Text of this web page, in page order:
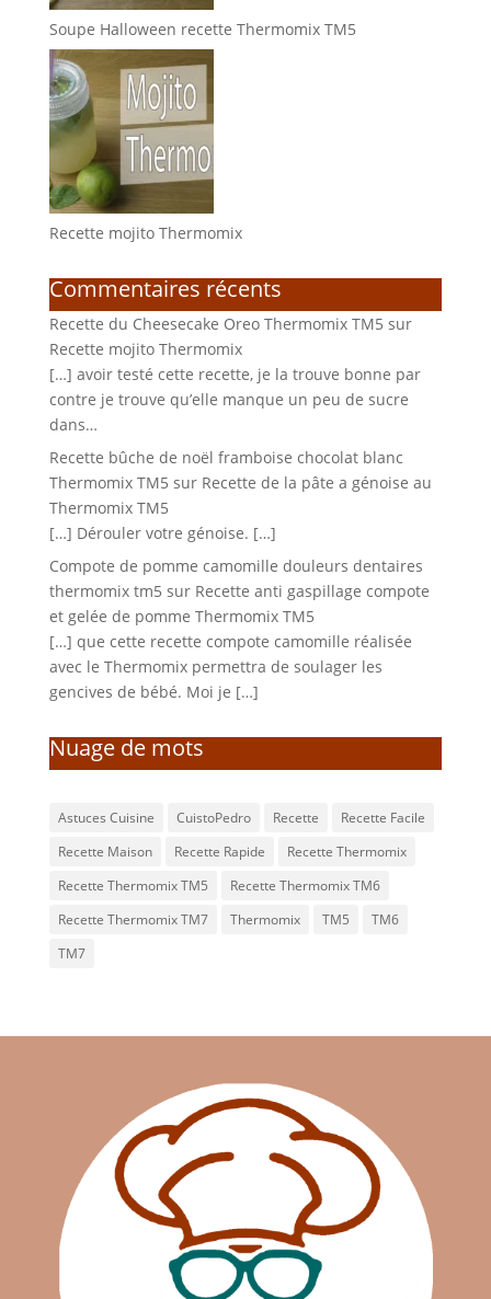
Soupe Halloween recette Thermomix TM5
Recette mojito Thermomix
Commentaires récents
Recette du Cheesecake Oreo Thermomix TM5 sur
Recette mojito Thermomix
[…] avoir testé cette recette, je la trouve bonne par
contre je trouve qu’elle manque un peu de sucre
dans…
Recette bûche de noël framboise chocolat blanc
Thermomix TM5 sur Recette de la pâte a génoise au
Thermomix TM5
[…] Dérouler votre génoise. […]
Compote de pomme camomille douleurs dentaires
thermomix tm5 sur Recette anti gaspillage compote
et gelée de pomme Thermomix TM5
[…] que cette recette compote camomille réalisée
avec le Thermomix permettra de soulager les
gencives de bébé. Moi je […]
Nuage de mots
Astuces Cuisine CuistoPedro Recette
Recette Facile
Recette Maison
Recette Rapide
Recette Thermomix
Recette Thermomix TM5
Recette Thermomix TM6
Recette Thermomix TM7
Thermomix TM5
TM6
TM7